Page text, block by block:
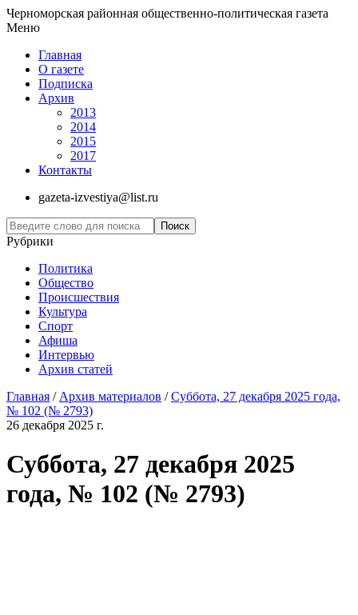
Черноморская районная общественно-политическая газета
Меню
Главная
О газете
Подписка
Архив
2013
2014
2015
2017
Контакты
gazeta-izvestiya@list.ru
Рубрики
Политика
Общество
Проиcшествия
Культура
Спорт
Афиша
Интервью
Архив статей
Главная / Архив материалов /Суббота, 27 декабря 2025 года,
№ 102 (№ 2793)
26 декабря 2025 г.
Суббота, 27 декабря 2025
года, № 102 (№ 2793)